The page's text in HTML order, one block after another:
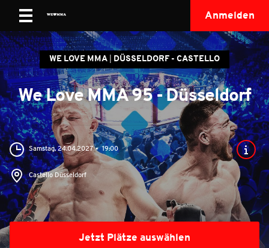
Anmelden
WE LOVE MMA DÜSSELDORF - CASTELLO
We Love MMA 95 - Düsseldorf
Samstag, 24.04.2027 19:00
Castello Düsseldorf
Jetzt Plätze auswählen